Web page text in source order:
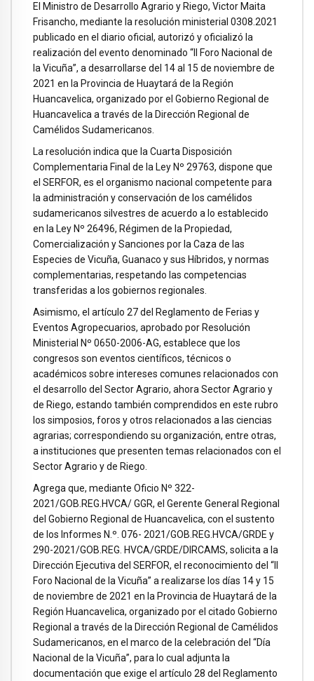
El Ministro de Desarrollo Agrario y Riego, Victor Maita
Frisancho, mediante la resolución ministerial 0308.2021
publicado en el diario oficial, autorizó y oficializó la
realización del evento denominado “II Foro Nacional de
la Vicuña”, a desarrollarse del 14 al 15 de noviembre de
2021 en la Provincia de Huaytará de la Región
Huancavelica, organizado por el Gobierno Regional de
Huancavelica a través de la Dirección Regional de
Camélidos Sudamericanos.
La resolución indica que la Cuarta Disposición
Complementaria Final de la Ley Nº 29763, dispone que
el SERFOR, es el organismo nacional competente para
la administración y conservación de los camélidos
sudamericanos silvestres de acuerdo a lo establecido
en la Ley Nº 26496, Régimen de la Propiedad,
Comercialización y Sanciones por la Caza de las
Especies de Vicuña, Guanaco y sus Híbridos, y normas
complementarias, respetando las competencias
transferidas a los gobiernos regionales.
Asimismo, el artículo 27 del Reglamento de Ferias y
Eventos Agropecuarios, aprobado por Resolución
Ministerial Nº 0650-2006-AG, establece que los
congresos son eventos científicos, técnicos o
académicos sobre intereses comunes relacionados con
el desarrollo del Sector Agrario, ahora Sector Agrario y
de Riego, estando también comprendidos en este rubro
los simposios, foros y otros relacionados a las ciencias
agrarias; correspondiendo su organización, entre otras,
a instituciones que presenten temas relacionados con el
Sector Agrario y de Riego.
Agrega que, mediante Oficio Nº 322-
2021/GOB.REG.HVCA/ GGR, el Gerente General Regional
del Gobierno Regional de Huancavelica, con el sustento
de los Informes N.º. 076- 2021/GOB.REG.HVCA/GRDE y
290-2021/GOB.REG. HVCA/GRDE/DIRCAMS, solicita a la
Dirección Ejecutiva del SERFOR, el reconocimiento del “II
Foro Nacional de la Vicuña” a realizarse los días 14 y 15
de noviembre de 2021 en la Provincia de Huaytará de la
Región Huancavelica, organizado por el citado Gobierno
Regional a través de la Dirección Regional de Camélidos
Sudamericanos, en el marco de la celebración del “Día
Nacional de la Vicuña”, para lo cual adjunta la
documentación que exige el artículo 28 del Reglamento